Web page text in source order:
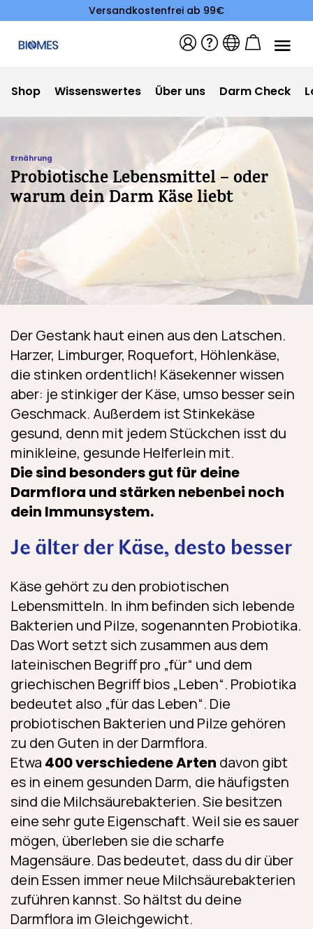
Versandkostenfrei ab 99€
Shop Wissenswertes Über uns Darm Check
Ernährung
Probiotische Lebensmittel – oder
warum dein Darm Käse liebt
Der Gestank haut einen aus den Latschen.
Harzer, Limburger, Roquefort, Höhlenkäse,
die stinken ordentlich! Käsekenner wissen
aber: je stinkiger der Käse, umso besser sein
Geschmack. Außerdem ist Stinkekäse
gesund, denn mit jedem Stückchen isst du
minikleine, gesunde Helferlein mit.
Die sind besonders gut für deine
Darmflora und stärken nebenbei noch
dein Immunsystem.
Je älter der Käse, desto besser
Käse gehört zu den probiotischen
Lebensmitteln. In ihm befinden sich lebende
Bakterien und Pilze, sogenannten Probiotika.
Das Wort setzt sich zusammen aus dem
lateinischen Begriff pro „für“ und dem
griechischen Begriff bios „Leben“. Probiotika
bedeutet also „für das Leben“. Die
probiotischen Bakterien und Pilze gehören
zu den Guten in der Darmflora.
Etwa 400 verschiedene Arten davon gibt
es in einem gesunden Darm, die häufigsten
sind die Milchsäurebakterien. Sie besitzen
eine sehr gute Eigenschaft. Weil sie es sauer
mögen, überleben sie die scharfe
Magensäure. Das bedeutet, dass du dir über
dein Essen immer neue Milchsäurebakterien
zuführen kannst. So hältst du deine
Darmflora im Gleichgewicht.